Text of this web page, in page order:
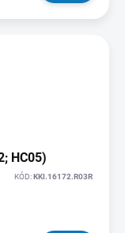
HC05)
KÓD: KKI.16172.R03R